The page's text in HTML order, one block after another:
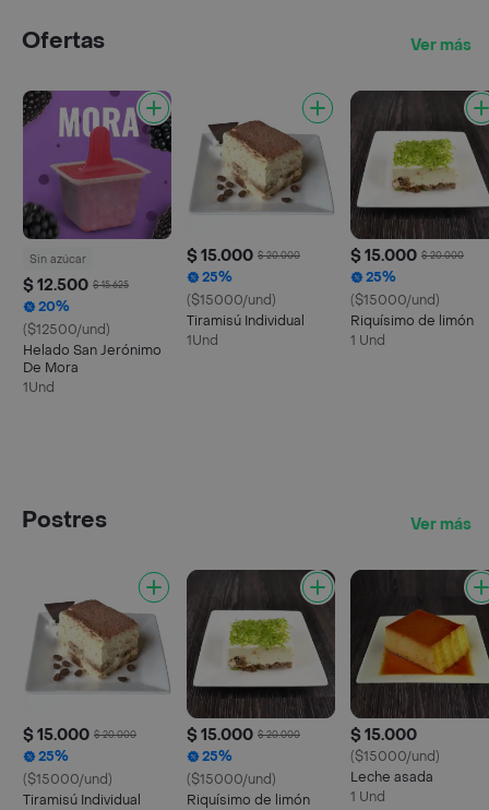
Ofertas Ver más
Sin azúcar
$ 12.500 $ 15.625
20%
($12500/und)
Helado San Jerónimo
De Mora
1Und
$ 15.000 $ 20.000
25%
($15000/und)
Tiramisú Individual
1Und
$ 15.000 $ 20.000
25%
($15000/und)
Riquísimo de limón
1 Und
Postres Ver más
$ 15.000 $ 20.000
25%
($15000/und)
Tiramisú Individual
$ 15.000 $ 20.000
25%
($15000/und)
Riquísimo de limón
$ 15.000
($15000/und)
Leche asada
1 Und